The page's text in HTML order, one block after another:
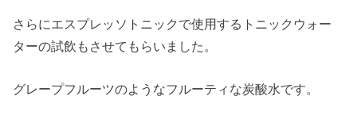
さらにエスプレッソトニックで使用するトニックウォー
ターの試飲もさせてもらいました。
グレープフルーツのようなフルーティな炭酸水です。